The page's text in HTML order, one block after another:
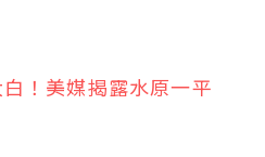
！美媒揭露水原一平